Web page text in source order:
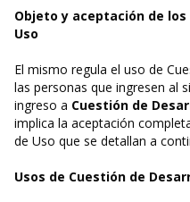
Objeto y aceptación de
Uso
El mismo regula el uso de
las personas que ingresen al
ingreso a Cuestión de
implica la aceptación
de Uso que se detallan a
Usos de Cuestión de